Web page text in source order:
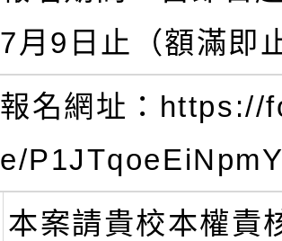
7月9日止（額滿即
報名網址：https://
e/
本案請貴校本權責